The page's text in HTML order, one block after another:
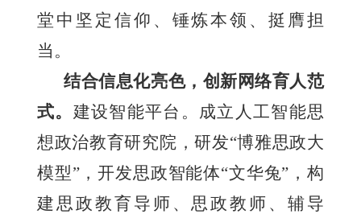
堂中坚定信仰、锤炼本领、挺膺担
当。
结合信息化亮色，创新网络育人范
式。 建设智能平台。成立人工智能思
想政治教育研究院，研发“博雅思政大
模型”，开发思政智能体“文华兔”，构
建思政教育导师、思政教师、辅导